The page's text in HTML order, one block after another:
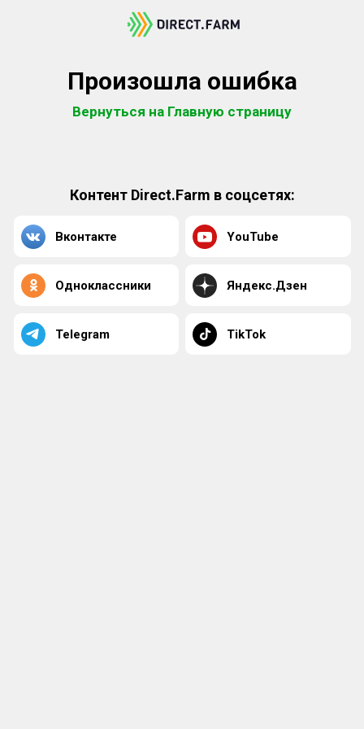
Произошла ошибка
Вернуться на Главную страницу
Контент Direct.Farm в соцсетях:
Вконтакте YouTube
Одноклассники Яндекс.Дзен
Telegram TikTok